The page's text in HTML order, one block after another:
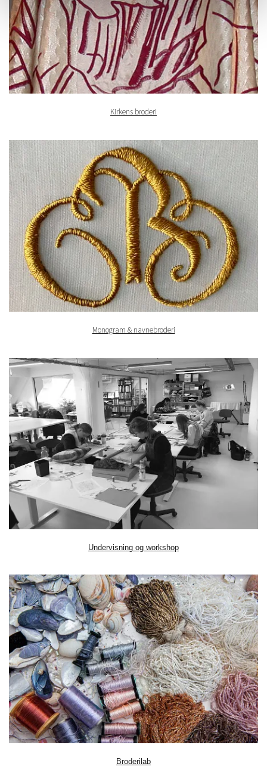
Kirkens broderi
Monogram & navnebroderi
​Undervisning og workshop
​Broderilab